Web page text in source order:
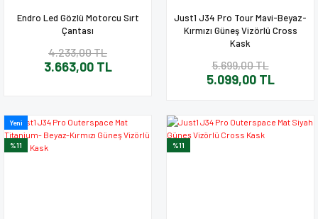
Endro Led Gözlü Motorcu Sırt
Çantası
4.233,00 TL
3.663,00 TL
Just1 J34 Pro Tour Mavi-Beyaz-
Kırmızı Güneş Vizörlü Cross
Kask
5.699,00 TL
5.099,00 TL
%11
Yeni
%11